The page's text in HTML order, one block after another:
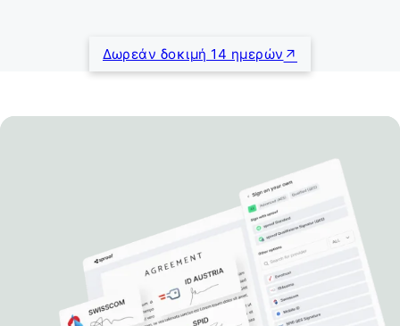
Δωρεάν δοκιμή 14 ημερών